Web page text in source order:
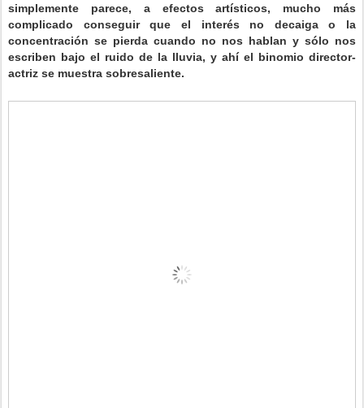
simplemente parece, a efectos artísticos, mucho más
complicado conseguir que el interés no decaiga o la
concentración se pierda cuando no nos hablan y sólo nos
escriben bajo el ruido de la lluvia, y ahí el binomio director-
actriz se muestra sobresaliente.